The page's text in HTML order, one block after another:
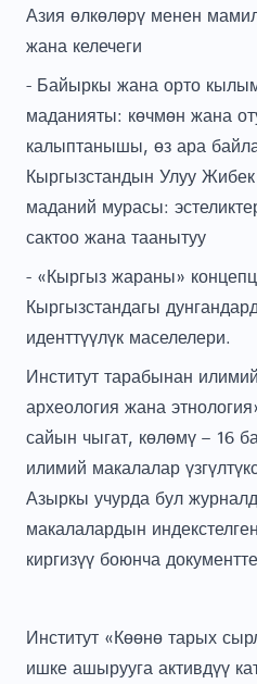
Азия өлкөлөрү менен
жана келечеги
- Байыркы жана орто
маданияты: көчмөн жана
калыптанышы, өз ара
Кыргызстандын Улуу
маданий мурасы:
сактоо жана таанытуу
- «Кыргыз жараны»
Кыргызстандагы
иденттүүлүк маселелери.
Институт тарабынан
археология жана
сайын чыгат, көлөмү – 16
илимий макалалар
Азыркы учурда бул
макалалардын
киргизүү боюнча
Институт «Көөнө тарых
ишке ашырууга активдүү